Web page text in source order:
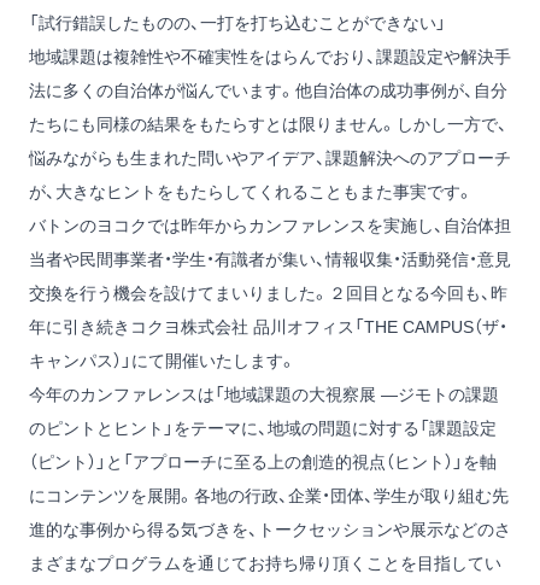
「試行錯誤したものの、一打を打ち込むことができない」
地域課題は複雑性や不確実性をはらんでおり、課題設定や解決手
法に多くの自治体が悩んでいます。他自治体の成功事例が、自分
たちにも同様の結果をもたらすとは限りません。しかし一方で、
悩みながらも生まれた問いやアイデア、課題解決へのアプローチ
が、大きなヒントをもたらしてくれることもまた事実です。
バトンのヨコクでは昨年からカンファレンスを実施し、自治体担
当者や民間事業者・学生・有識者が集い、情報収集・活動発信・意見
交換を行う機会を設けてまいりました。２回目となる今回も、昨
年に引き続きコクヨ株式会社 品川オフィス「THE CAMPUS（ザ・
キャンパス）」にて開催いたします。
今年のカンファレンスは「地域課題の大視察展 ―ジモトの課題
のピントとヒント」をテーマに、地域の問題に対する「課題設定
（ピント）」と「アプローチに至る上の創造的視点（ヒント）」を軸
にコンテンツを展開。各地の行政、企業・団体、学生が取り組む先
進的な事例から得る気づきを、トークセッションや展示などのさ
まざまなプログラムを通じてお持ち帰り頂くことを目指してい